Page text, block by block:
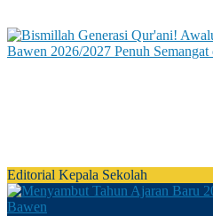
Editorial Kepala Sekolah